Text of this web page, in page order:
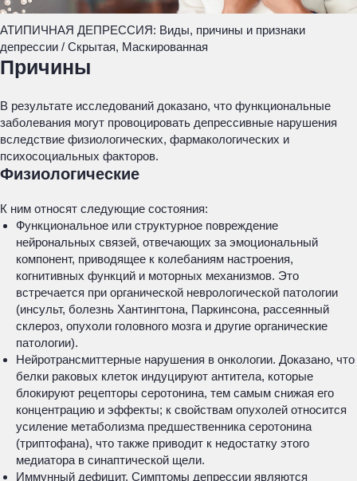
АТИПИЧНАЯ ДЕПРЕССИЯ: Виды, причины и признаки
депрессии / Скрытая, Маскированная
Причины
В результате исследований доказано, что функциональные
заболевания могут провоцировать депрессивные нарушения
вследствие физиологических, фармакологических и
психосоциальных факторов.
Физиологические
К ним относят следующие состояния:
Функциональное или структурное повреждение
нейрональных связей, отвечающих за эмоциональный
компонент, приводящее к колебаниям настроения,
когнитивных функций и моторных механизмов. Это
встречается при органической неврологической патологии
(инсульт, болезнь Хантингтона, Паркинсона, рассеянный
склероз, опухоли головного мозга и другие органические
патологии).
Нейротрансмиттерные нарушения в онкологии. Доказано, что
белки раковых клеток индуцируют антитела, которые
блокируют рецепторы серотонина, тем самым снижая его
концентрацию и эффекты; к свойствам опухолей относится
усиление метаболизма предшественника серотонина
(триптофана), что также приводит к недостатку этого
медиатора в синаптической щели.
Иммунный дефицит. Симптомы депрессии являются